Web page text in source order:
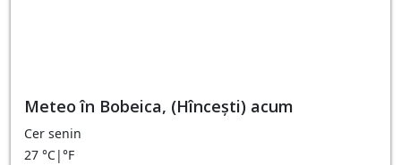
Meteo în Bobeica, (Hîncești) acum
Cer senin
27 °C|°F